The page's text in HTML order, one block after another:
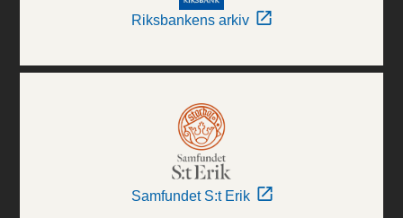
Riksbankens arkiv
Samfundet S:t Erik